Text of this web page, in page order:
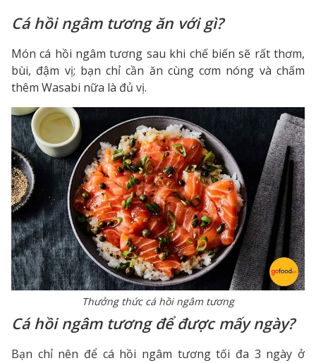
Cá hồi ngâm tương ăn với gì?
Món cá hồi ngâm tương sau khi chế biến sẽ rất thơm,
bùi, đậm vị; bạn chỉ cần ăn cùng cơm nóng và chấm
thêm Wasabi nữa là đủ vị.
Thưởng thức cá hồi ngâm tương
Cá hồi ngâm tương để được mấy ngày?
Bạn chỉ nên để cá hồi ngâm tương tối đa 3 ngày ở